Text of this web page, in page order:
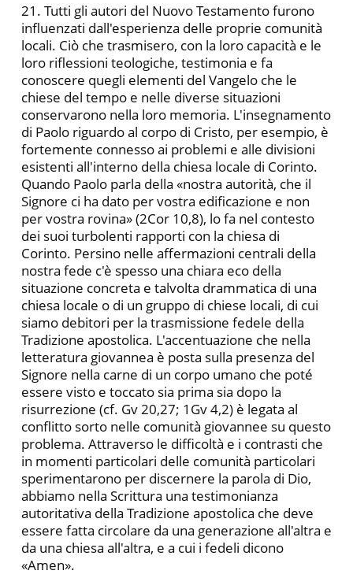
21. Tutti gli autori del Nuovo Testamento furono
influenzati dall'esperienza delle proprie comunità
locali. Ciò che trasmisero, con la loro capacità e le
loro riflessioni teologiche, testimonia e fa
conoscere quegli elementi del Vangelo che le
chiese del tempo e nelle diverse situazioni
conservarono nella loro memoria. L'insegnamento
di Paolo riguardo al corpo di Cristo, per esempio, è
fortemente connesso ai problemi e alle divisioni
esistenti all'interno della chiesa locale di Corinto.
Quando Paolo parla della «nostra autorità, che il
Signore ci ha dato per vostra edificazione e non
per vostra rovina» (2Cor 10,8), lo fa nel contesto
dei suoi turbolenti rapporti con la chiesa di
Corinto. Persino nelle affermazioni centrali della
nostra fede c'è spesso una chiara eco della
situazione concreta e talvolta drammatica di una
chiesa locale o di un gruppo di chiese locali, di cui
siamo debitori per la trasmissione fedele della
Tradizione apostolica. L'accentuazione che nella
letteratura giovannea è posta sulla presenza del
Signore nella carne di un corpo umano che poté
essere visto e toccato sia prima sia dopo la
risurrezione (cf. Gv 20,27; 1Gv 4,2) è legata al
conflitto sorto nelle comunità giovannee su questo
problema. Attraverso le difficoltà e i contrasti che
in momenti particolari delle comunità particolari
sperimentarono per discernere la parola di Dio,
abbiamo nella Scrittura una testimonianza
autoritativa della Tradizione apostolica che deve
essere fatta circolare da una generazione all'altra e
da una chiesa all'altra, e a cui i fedeli dicono
«Amen».